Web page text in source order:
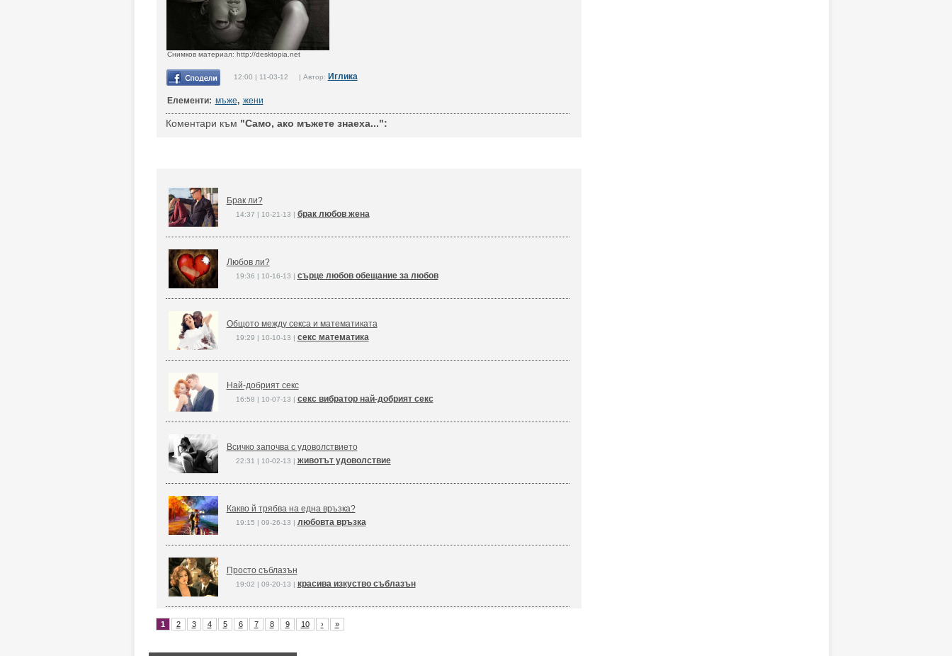
Снимков материал: http://desktopia.net
12:00 | 11-03-12 | Автор: Иглика
Елементи: мъже, жени
Коментари към "Само, ако мъжете знаеха...":
Брак ли?
14:37 | 10-21-13 | брак любов жена
Любов ли?
19:36 | 10-16-13 | сърце любов обещание за любов
Общото между секса и математиката
19:29 | 10-10-13 | секс математика
Най-добрият секс
16:58 | 10-07-13 | секс вибратор най-добрият секс
Всичко започва с удоволствието
22:31 | 10-02-13 | животът удоволствие
Какво й трябва на една връзка?
19:15 | 09-26-13 | любовта връзка
Просто съблазън
19:02 | 09-20-13 | красива изкуство съблазън
1 2 3 4 5 6 7 8 9 10 › »